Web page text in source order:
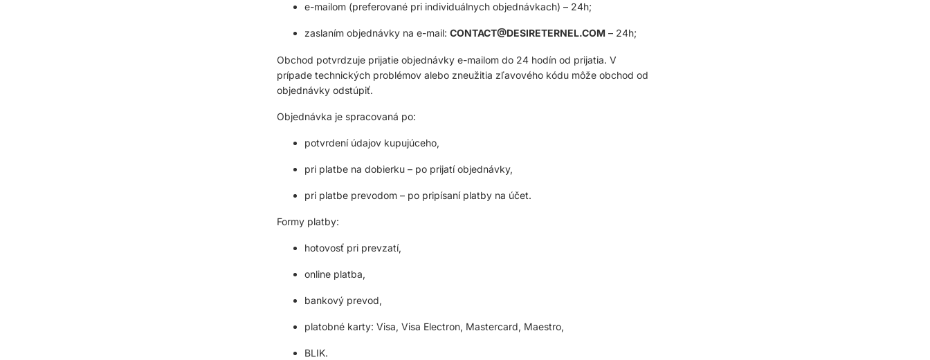
e-mailom (preferované pri individuálnych objednávkach) – 24h;
zaslaním objednávky na e-mail: CONTACT@DESIRETERNEL.COM– 24h;
Obchod potvrdzuje prijatie objednávky e-mailom do 24 hodín od prijatia. V
prípade technických problémov alebo zneužitia zľavového kódu môže obchod od
objednávky odstúpiť.
Objednávka je spracovaná po:
potvrdení údajov kupujúceho,
pri platbe na dobierku – po prijatí objednávky,
pri platbe prevodom – po pripísaní platby na účet.
Formy platby:
hotovosť pri prevzatí,
online platba,
bankový prevod,
platobné karty: Visa, Visa Electron, Mastercard, Maestro,
BLIK.